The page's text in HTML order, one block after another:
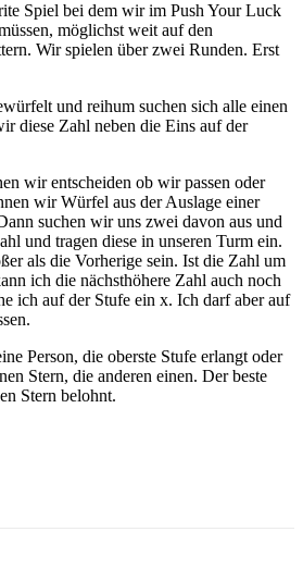
Spiel bei dem wir im Push Your Luck
möglichst weit auf den
Wir spielen über zwei Runden. Erst
und reihum suchen sich alle einen
diese Zahl neben die Eins auf der
wir entscheiden ob wir passen oder
wir Würfel aus der Auslage einer
suchen wir uns zwei davon aus und
und tragen diese in unseren Turm ein.
als die Vorherige sein. Ist die Zahl um
ich die nächsthöhere Zahl auch noch
ich auf der Stufe ein x. Ich darf aber auf
Person, die oberste Stufe erlangt oder
Stern, die anderen einen. Der beste
Stern belohnt.